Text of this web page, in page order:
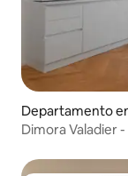
Departamento
Dimora Valadier